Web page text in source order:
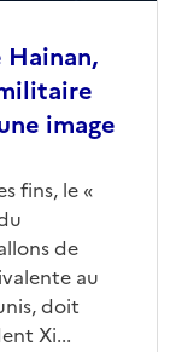
image
fins, le «
de
au
doit
Xi...